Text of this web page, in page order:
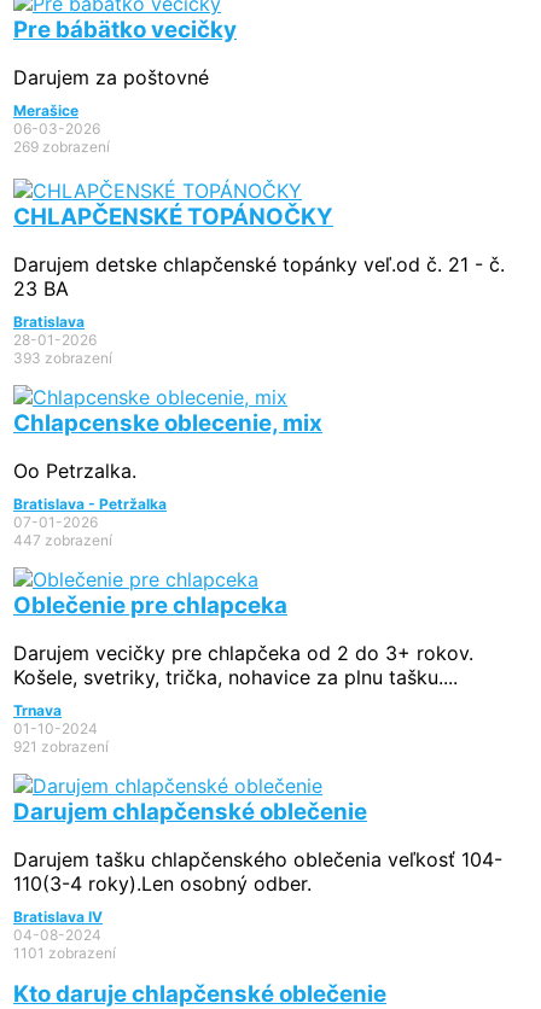
Pre bábätko vecičky
Darujem za poštovné
Merašice
06-03-2026
269 zobrazení
CHLAPČENSKÉ TOPÁNOČKY
Darujem detske chlapčenské topánky veľ.od č. 21 - č.
23 BA
Bratislava
28-01-2026
393 zobrazení
Chlapcenske oblecenie, mix
Oo Petrzalka.
Bratislava - Petržalka
07-01-2026
447 zobrazení
Oblečenie pre chlapceka
Darujem vecičky pre chlapčeka od 2 do 3+ rokov.
Košele, svetriky, trička, nohavice za plnu tašku....
Trnava
01-10-2024
921 zobrazení
Darujem chlapčenské oblečenie
Darujem tašku chlapčenského oblečenia veľkosť 104-
110(3-4 roky).Len osobný odber.
Bratislava IV
04-08-2024
1101 zobrazení
Kto daruje chlapčenské oblečenie